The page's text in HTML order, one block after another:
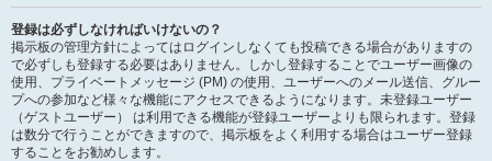
登録は必ずしなければいけないの？
掲示板の管理方針によってはログインしなくても投稿できる場合がありますの
で必ずしも登録する必要はありません。しかし登録することでユーザー画像の
使用、プライベートメッセージ (PM) の使用、ユーザーへのメール送信、グルー
プへの参加など様々な機能にアクセスできるようになります。未登録ユーザー
（ゲストユーザー） は利用できる機能が登録ユーザーよりも限られます。登録
は数分で行うことができますので、掲示板をよく利用する場合はユーザー登録
することをお勧めします。